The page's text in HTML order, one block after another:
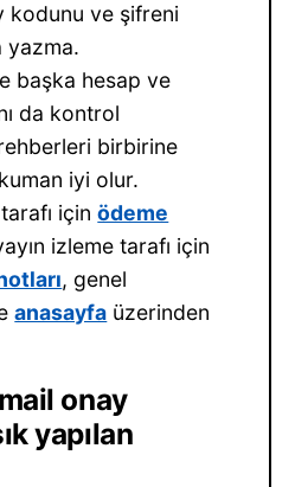
kodunu ve şifreni
yazma.
başka hesap ve
da kontrol
birbirine
iyi olur.
içinödeme
izleme tarafı için
, genel
anasayfa üzerinden
onay
yapılan